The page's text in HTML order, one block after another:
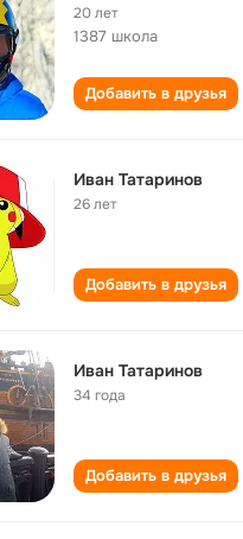
20 лет
1387 школа
Добавить в друзья
Иван Татаринов
26 лет
Добавить в друзья
Иван Татаринов
34 года
Добавить в друзья